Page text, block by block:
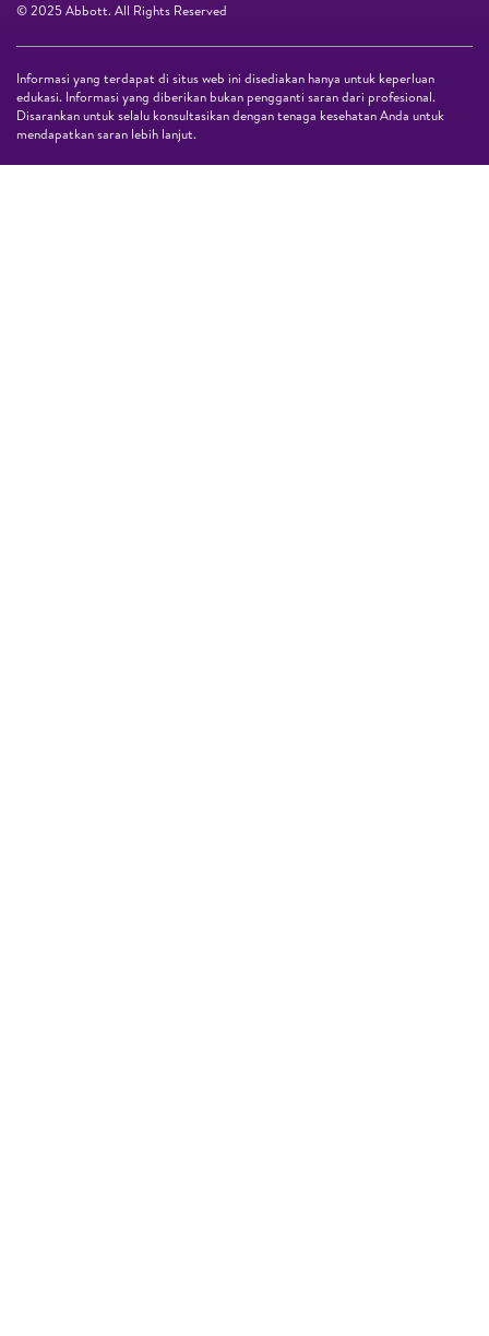
© 2025 Abbott. All Rights Reserved
Informasi yang terdapat di situs web ini disediakan hanya untuk keperluan
edukasi. Informasi yang diberikan bukan pengganti saran dari profesional.
Disarankan untuk selalu konsultasikan dengan tenaga kesehatan Anda untuk
mendapatkan saran lebih lanjut.